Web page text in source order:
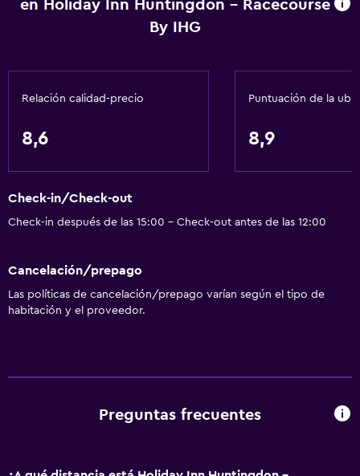
Papeleras
Unidad accesible para personas en silla de ruedas
Mascotas permitidas bajo consulta (pueden aplicar cargos
Ascensor
Silla para ducha
Inodoro con barras de apoyo
en Holiday Inn Huntingdon - Racecourse
By IHG
Relación calidad-precio
8,6
Puntuación de la
8,9
Check-in/Check-out
Check-in después de las 15:00 - Check-out antes de las 12:00
Cancelación/prepago
Las políticas de cancelación/prepago varían según el tipo de
habitación y el proveedor.
Preguntas frecuentes